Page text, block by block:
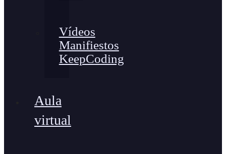
Vídeos
Manifiestos
KeepCoding
Aula
virtual